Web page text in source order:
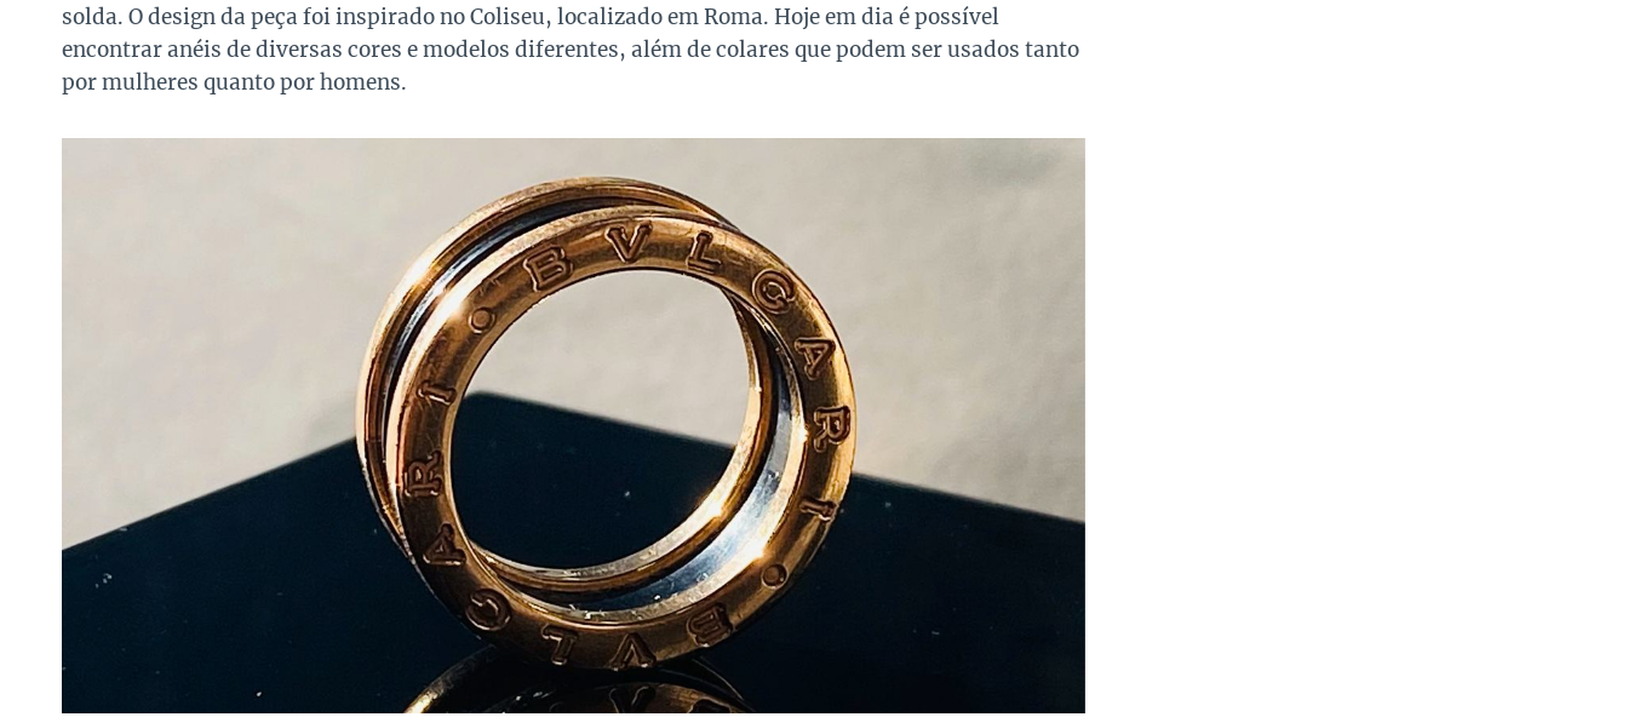
solda. O design da peça foi inspirado no Coliseu, localizado em Roma. Hoje em dia é possível
encontrar anéis de diversas cores e modelos diferentes, além de colares que podem ser usados tanto
por mulheres quanto por homens.